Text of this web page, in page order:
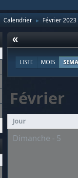
Calendrier ► Février 2023
«
LISTE MOIS
Février
Jour
Dimanche - 5